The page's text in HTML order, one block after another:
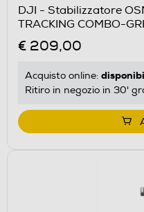
DJI - Stabilizzatore
TRACKING COMBO-
€ 209,00
Acquisto online:
Ritiro in negozio in 30'